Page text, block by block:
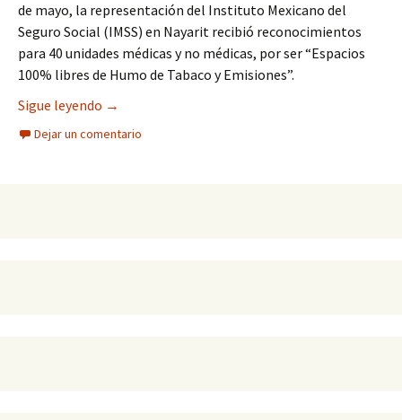
de mayo, la representación del Instituto Mexicano del
Seguro Social (IMSS) en Nayarit recibió reconocimientos
para 40 unidades médicas y no médicas, por ser “Espacios
100% libres de Humo de Tabaco y Emisiones”.
Sigue leyendo Reconocen a unidades médicas y
→
Dejar un comentario